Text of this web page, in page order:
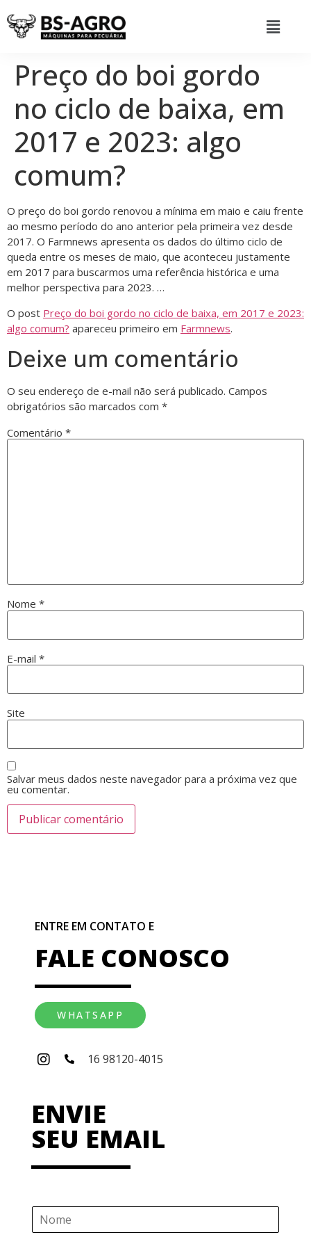
Preço do boi gordo
no ciclo de baixa, em
2017 e 2023: algo
comum?
O preço do boi gordo renovou a mínima em maio e caiu frente
ao mesmo período do ano anterior pela primeira vez desde
2017. O Farmnews apresenta os dados do último ciclo de
queda entre os meses de maio, que aconteceu justamente
em 2017 para buscarmos uma referência histórica e uma
melhor perspectiva para 2023. …
O post Preço do boi gordo no ciclo de baixa, em 2017 e 2023:
algo comum? apareceu primeiro em Farmnews.
Deixe um comentário
O seu endereço de e-mail não será publicado. Campos
obrigatórios são marcados com *
Comentário *
Nome *
E-mail *
Site
Salvar meus dados neste navegador para a próxima vez que
eu comentar.
ENTRE EM CONTATO E
FALE CONOSCO
WHATSAPP
16 98120-4015
ENVIE
SEU EMAIL
N